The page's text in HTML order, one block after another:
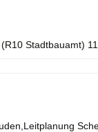
Stadtbauamt)